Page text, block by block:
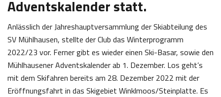
Adventskalender statt.
Anlässlich der Jahreshauptversammlung der Skiabteilung des
SV Mühlhausen, stellte der Club das Winterprogramm
2022/23 vor. Ferner gibt es wieder einen Ski-Basar, sowie den
Mühlhausener Adventskalender ab 1. Dezember. Los geht’s
mit dem Skifahren bereits am 28. Dezember 2022 mit der
Eröffnungsfahrt in das Skigebiet Winklmoos/Steinplatte. Es